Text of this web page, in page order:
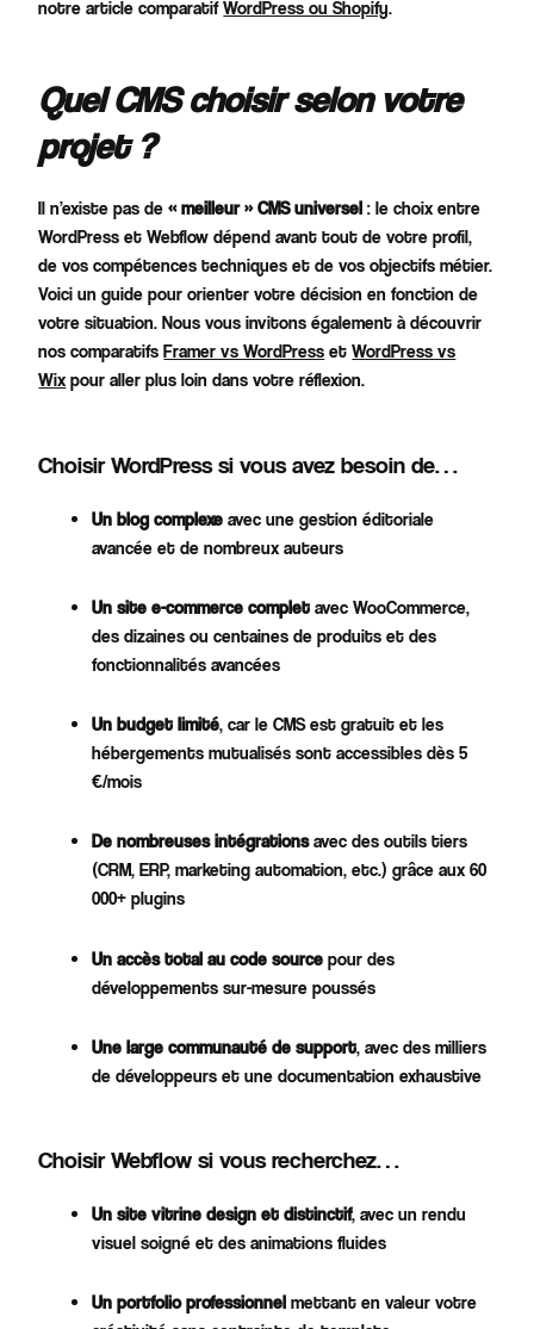
notre article comparatifWordPress ou Shopify.
Quel CMS choisir selon votre
projet ?
Il n’existe pas de« meilleur » CMS universel : le choix entre
WordPress et Webflow dépend avant tout de votre profil,
de vos compétences techniques et de vos objectifs métier.
Voici un guide pour orienter votre décision en fonction de
votre situation. Nous vous invitons également à découvrir
nos comparatifsFramer vs WordPress etWordPress vs
Wix pour aller plus loin dans votre réflexion.
Choisir WordPress si vous avez besoin de…
Un blog complexe avec une gestion éditoriale
avancée et de nombreux auteurs​
Un site e-commerce complet avec WooCommerce,
des dizaines ou centaines de produits et des
fonctionnalités avancées
Un budget limité, car le CMS est gratuit et les
hébergements mutualisés sont accessibles dès 5
€/mois​
De nombreuses intégrationsavec des outils tiers
(CRM, ERP, marketing automation, etc.) grâce aux 60
000+ plugins​
Un accès total au code source pour des
développements sur-mesure poussés
Une large communauté de support, avec des milliers
de développeurs et une documentation exhaustive
Choisir Webflow si vous recherchez…
Un site vitrine design et distinctif, avec un rendu
visuel soigné et des animations fluides​
Un portfolio professionnel mettant en valeur votre